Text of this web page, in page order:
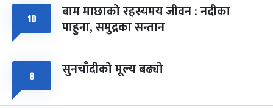
८ फागुपूर्णिमा
चैत्र ८, २०८३-Mar 22, 2027
७ महिना बाँकी
१० बाम माछाको रहस्यमय जीवन : नदीका
पाहुना, समुद्रका सन्तान
८ सुनचाँदीको मूल्य बढ्यो